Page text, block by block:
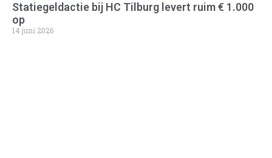
Statiegeldactie bij HC Tilburg levert ruim € 1.000
op
14 juni 2026